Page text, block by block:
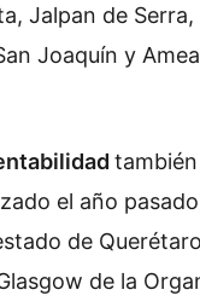
Jalpan de Serra,
Joaquín y
el año
de
de la